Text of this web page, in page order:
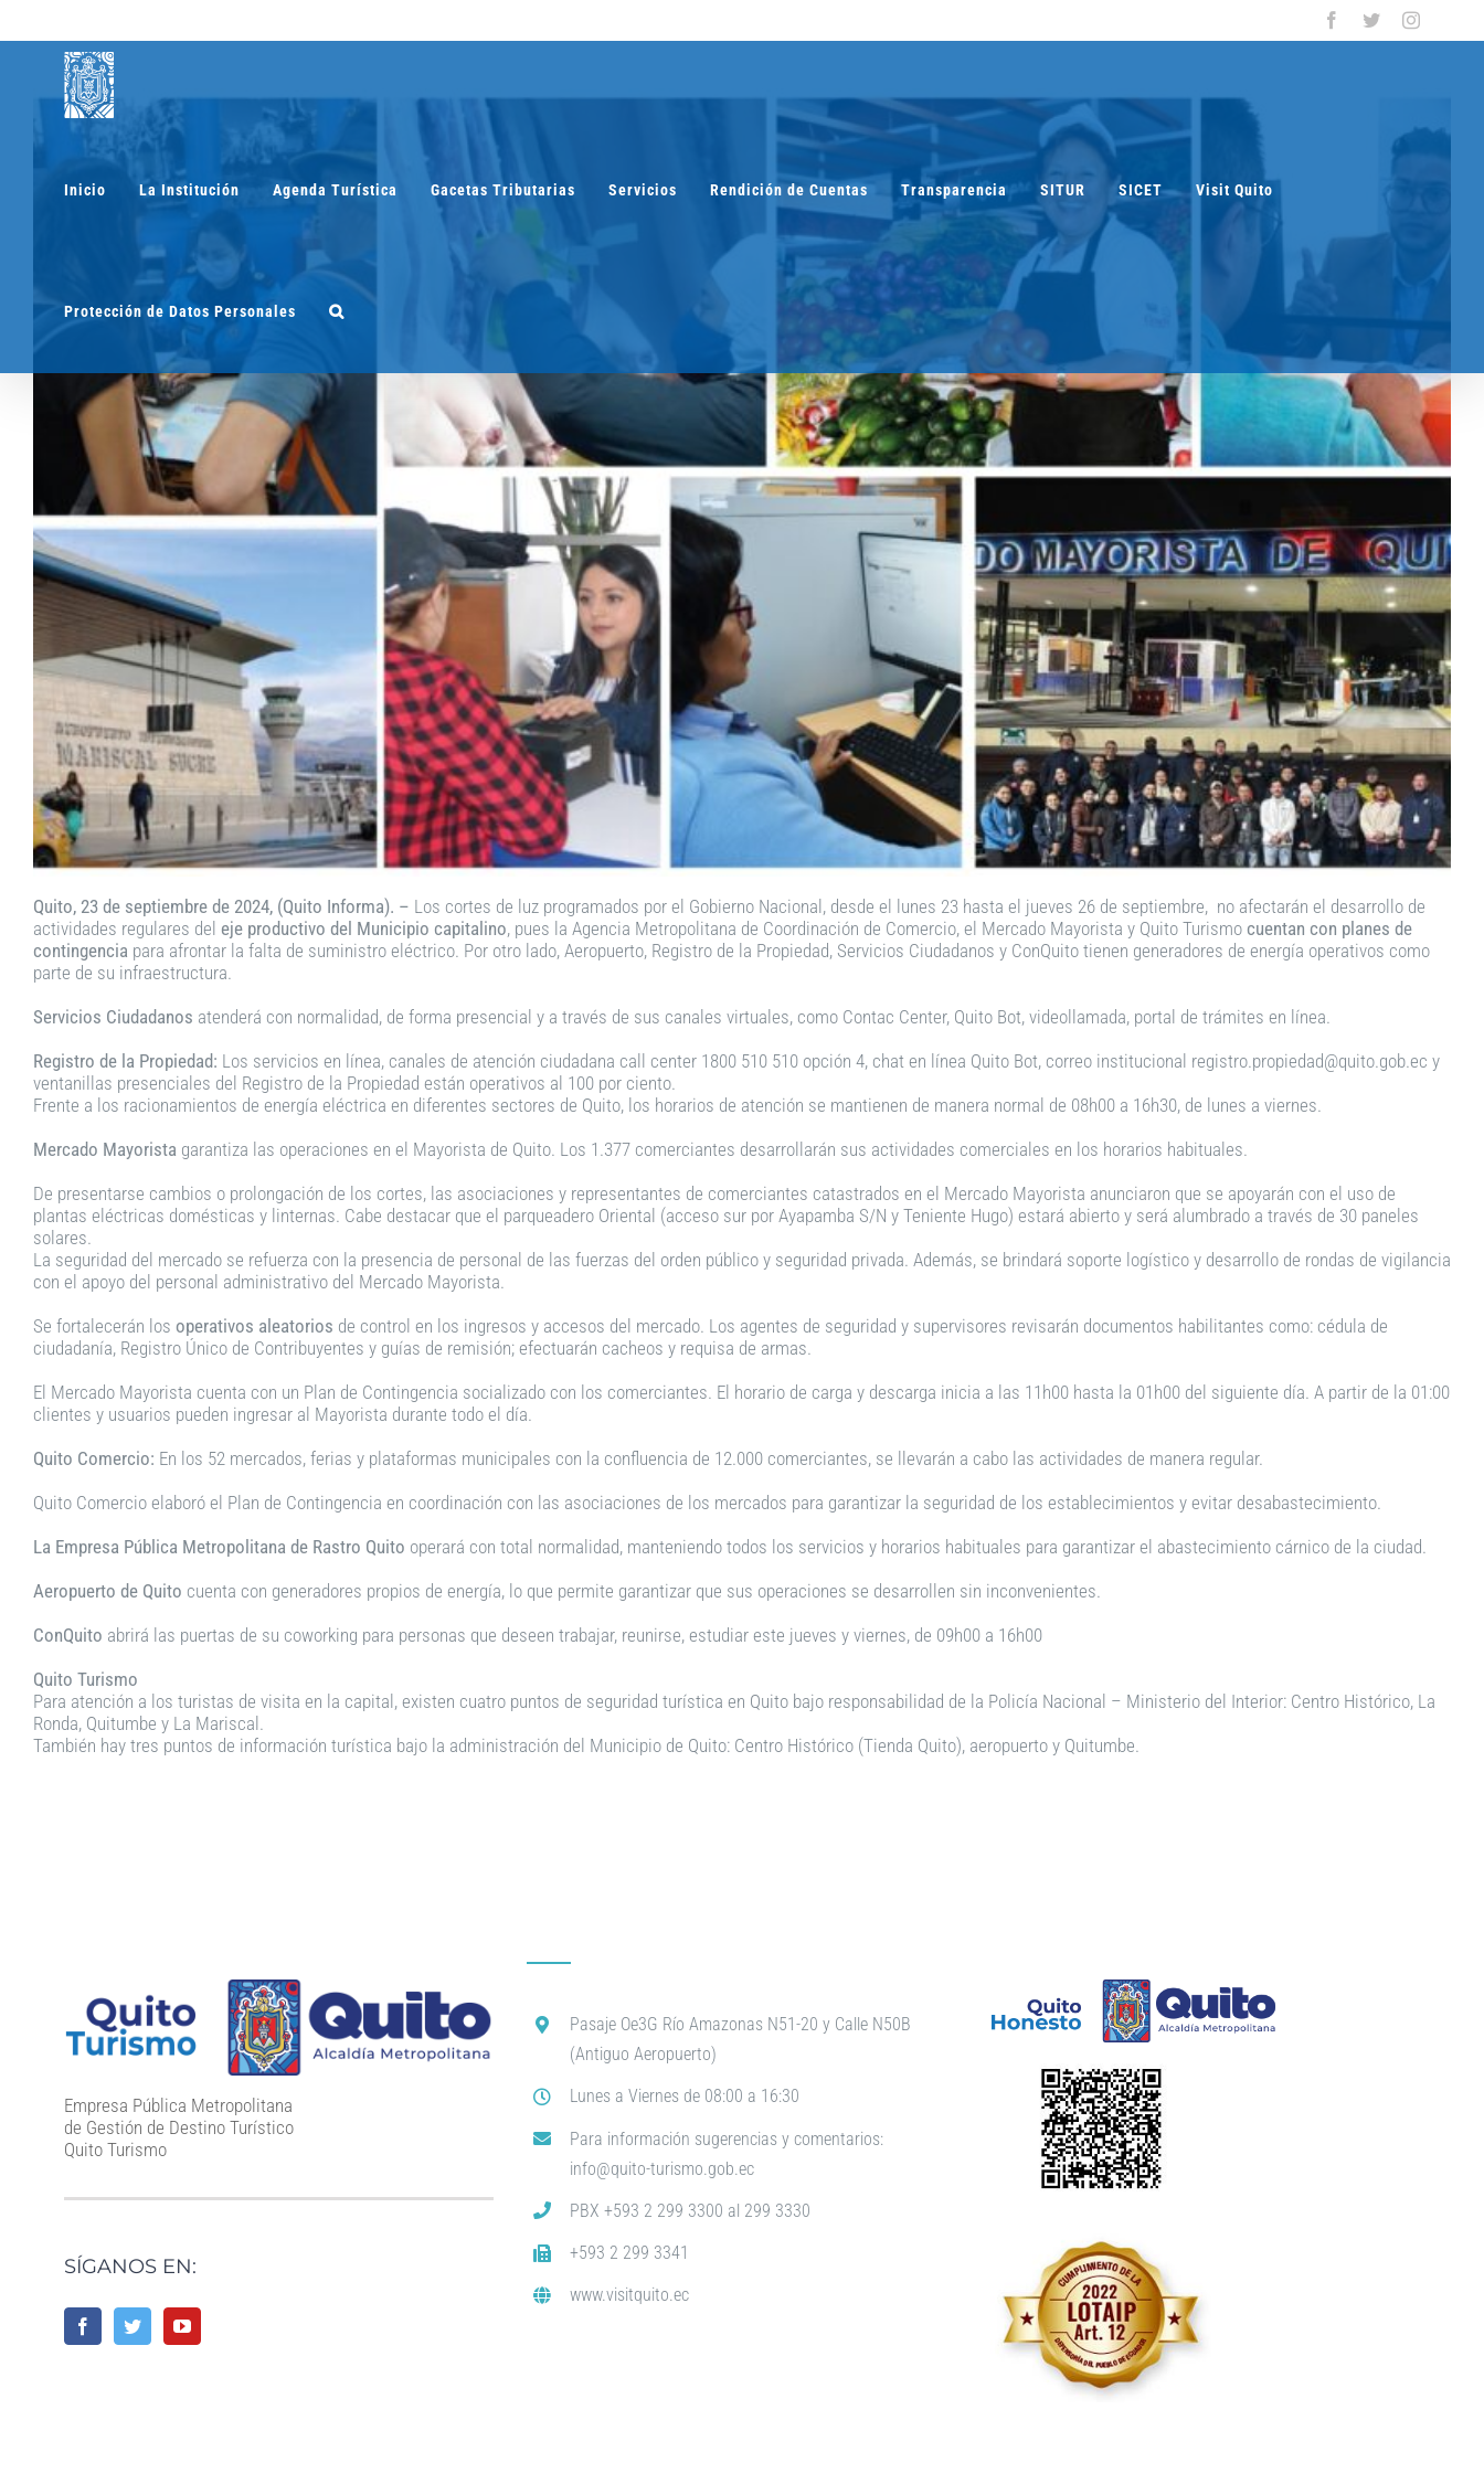
contenido
Facebook
Twitter
Inicio La Institución Agenda Turística Gacetas Tributarias Servicios Rendición de Cuentas Transparencia SITUR SICET Visit Quito
Protección de Datos Personales
Quito, 23 de septiembre de 2024, (Quito Informa). – Los cortes de luz programados por el Gobierno Nacional, desde el lunes 23 hasta el jueves 26 de septiembre, no afectarán el desarrollo de
actividades regulares del eje productivo del Municipio capitalino, pues la Agencia Metropolitana de Coordinación de Comercio, el Mercado Mayorista y Quito Turismo cuentan con planes de
contingencia para afrontar la falta de suministro eléctrico. Por otro lado, Aeropuerto, Registro de la Propiedad, Servicios Ciudadanos y ConQuito tienen generadores de energía operativos como
parte de su infraestructura.
Servicios Ciudadanos atenderá con normalidad, de forma presencial y a través de sus canales virtuales, como Contac Center, Quito Bot, videollamada, portal de trámites en línea.
Registro de la Propiedad: Los servicios en línea, canales de atención ciudadana call center 1800 510 510 opción 4, chat en línea Quito Bot, correo institucional registro.propiedad@quito.gob.ec y
ventanillas presenciales del Registro de la Propiedad están operativos al 100 por ciento.
Frente a los racionamientos de energía eléctrica en diferentes sectores de Quito, los horarios de atención se mantienen de manera normal de 08h00 a 16h30, de lunes a viernes.
Mercado Mayorista garantiza las operaciones en el Mayorista de Quito. Los 1.377 comerciantes desarrollarán sus actividades comerciales en los horarios habituales.
De presentarse cambios o prolongación de los cortes, las asociaciones y representantes de comerciantes catastrados en el Mercado Mayorista anunciaron que se apoyarán con el uso de
plantas eléctricas domésticas y linternas. Cabe destacar que el parqueadero Oriental (acceso sur por Ayapamba S/N y Teniente Hugo) estará abierto y será alumbrado a través de 30 paneles
solares.
La seguridad del mercado se refuerza con la presencia de personal de las fuerzas del orden público y seguridad privada. Además, se brindará soporte logístico y desarrollo de rondas de vigilancia
con el apoyo del personal administrativo del Mercado Mayorista.
Se fortalecerán los operativos aleatorios de control en los ingresos y accesos del mercado. Los agentes de seguridad y supervisores revisarán documentos habilitantes como: cédula de
ciudadanía, Registro Único de Contribuyentes y guías de remisión; efectuarán cacheos y requisa de armas.
El Mercado Mayorista cuenta con un Plan de Contingencia socializado con los comerciantes. El horario de carga y descarga inicia a las 11h00 hasta la 01h00 del siguiente día. A partir de la 01:00
clientes y usuarios pueden ingresar al Mayorista durante todo el día.
Quito Comercio: En los 52 mercados, ferias y plataformas municipales con la confluencia de 12.000 comerciantes, se llevarán a cabo las actividades de manera regular.
Quito Comercio elaboró el Plan de Contingencia en coordinación con las asociaciones de los mercados para garantizar la seguridad de los establecimientos y evitar desabastecimiento.
La Empresa Pública Metropolitana de Rastro Quito operará con total normalidad, manteniendo todos los servicios y horarios habituales para garantizar el abastecimiento cárnico de la ciudad.
Aeropuerto de Quito cuenta con generadores propios de energía, lo que permite garantizar que sus operaciones se desarrollen sin inconvenientes.
ConQuito abrirá las puertas de su coworking para personas que deseen trabajar, reunirse, estudiar este jueves y viernes, de 09h00 a 16h00
Quito Turismo
Para atención a los turistas de visita en la capital, existen cuatro puntos de seguridad turística en Quito bajo responsabilidad de la Policía Nacional – Ministerio del Interior: Centro Histórico, La
Ronda, Quitumbe y La Mariscal.
También hay tres puntos de información turística bajo la administración del Municipio de Quito: Centro Histórico (Tienda Quito), aeropuerto y Quitumbe.
Empresa Pública Metropolitana
de Gestión de Destino Turístico
Quito Turismo
SÍGANOS EN:
Pasaje Oe3G Río Amazonas N51-20 y Calle N50B
(Antiguo Aeropuerto)
Lunes a Viernes de 08:00 a 16:30
Para información sugerencias y comentarios:
info@quito-turismo.gob.ec
PBX +593 2 299 3300 al 299 3330
+593 2 299 3341
www.visitquito.ec